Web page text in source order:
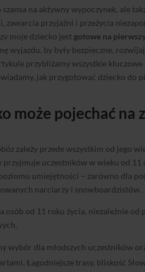
na aktywny wypoczynek, ale
zawarcia przyjaźni i przeżycia
moje dziecko jest gotowe na
wyjazdu, by były bezpieczne,
przybliżamy wszystkie kluczowe
jak przygotować dziecko do
może pojechać na
zależy przede wszystkim od jego
uczestników w wieku od 11
umiejętności – zarówno dla
narciarzy i snowboardzistów.
osób od 11 roku życia, niezależnie od
wybór dla młodszych uczestników
Łagodniejsze trasy, bliskość